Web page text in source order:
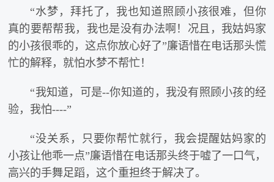
“水梦，拜托了，我也知道照顾小孩很难，但你
真的要帮帮我，我也是没有办法啊！况且，我姑妈家
的小孩很乖的，这点你放心好了”廉语惜在电话那头慌
忙的解释，就怕水梦不帮忙！
“我知道，可是--你知道的，我没有照顾小孩的经
验，我怕----”
“没关系，只要你帮忙就行，我会提醒姑妈家的
小孩让他乖一点”廉语惜在电话那头终于嘘了一口气，
高兴的手舞足蹈，这个重担终于解决了。